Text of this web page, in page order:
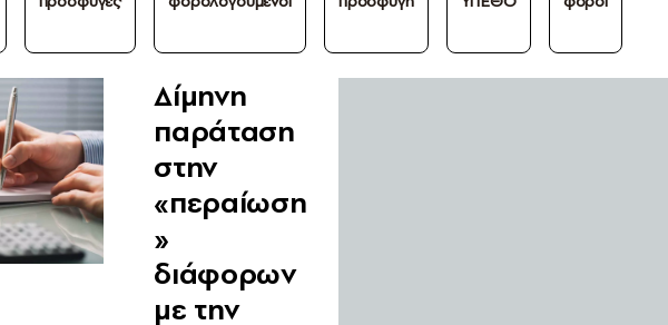
Δίμηνη
παράταση
στην
«περαίωση
»
διάφορων
με την